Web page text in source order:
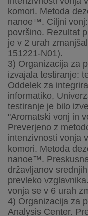
komori. Metoda
nanoe™. Ciljni
površino. Rezultat
je v 2 urah
151221-N01).
3) Organizacija za
izvajala testiranje:
Oddelek za
informatiko,
testiranje je bilo
"Aromatski vonj in
Preverjeno z
intenzivnosti vonja
komori. Metoda
nanoe™.
državljanov
prevleko
vonja se v 6 urah
4) Organizacija za
Analysis Center.